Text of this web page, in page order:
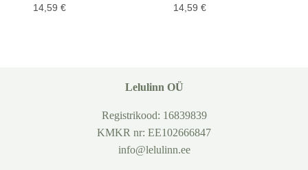
14,59 €
14,59 €
Lelulinn OÜ
Registrikood: 16839839
KMKR nr: EE102666847
info@lelulinn.ee